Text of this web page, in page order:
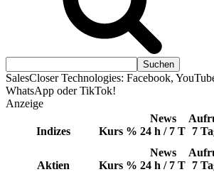
SalesCloser Technologies: Facebook,
WhatsApp oder TikTok!
Anzeige
Indizes Kurs %
News
24 h / 7 T 7
Aktien Kurs %
News
24 h / 7 T 7